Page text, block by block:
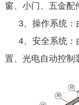
窗、小门、五金配
3、操作系统：
4、安全系统：
置、光电自动控制